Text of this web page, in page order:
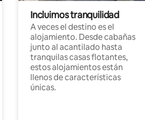
Incluimos tranquilidad
A veces el destino es el
alojamiento. Desde cabañas
junto al acantilado hasta
tranquilas casas flotantes,
estos alojamientos están
llenos de características
únicas.